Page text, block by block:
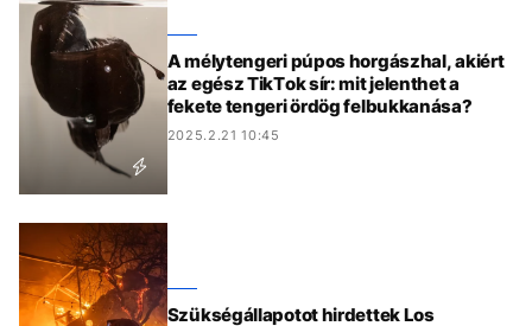
A mélytengeri púpos horgászhal, akiért
az egész TikTok sír: mit jelenthet a
fekete tengeri ördög felbukkanása?
2025.2.21 10:45
Szükségállapotot hirdettek Los